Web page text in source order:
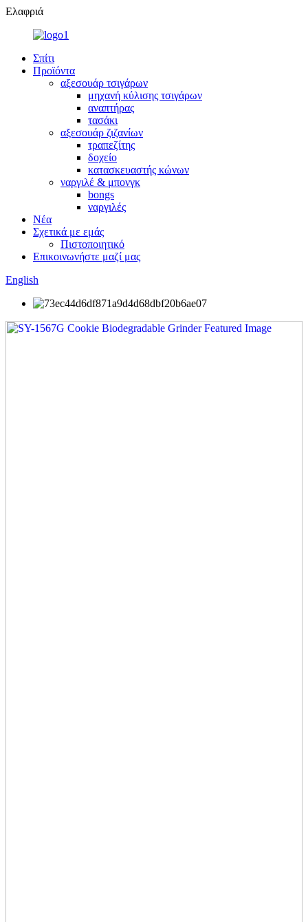
Ελαφριά
Σπίτι
Προϊόντα
αξεσουάρ τσιγάρων
μηχανή κύλισης τσιγάρων
αναπτήρας
τασάκι
αξεσουάρ ζιζανίων
τραπεζίτης
δοχείο
κατασκευαστής κώνων
ναργιλέ & μπονγκ
bongs
ναργιλές
Νέα
Σχετικά με εμάς
Πιστοποιητικό
Επικοινωνήστε μαζί μας
English